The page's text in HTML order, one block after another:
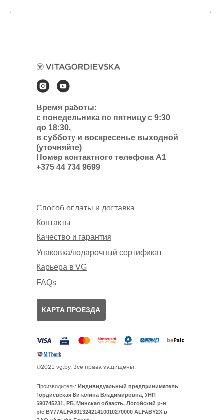
Время работы:
с понедельника по пятницу с 9:30
до 18:30,
в субботу и воскресенье выходной
(уточняйте)
Номер контактного телефона А1
+375 44 734 9699
Производитель: Индивидуальный предприниматель
Гордиевская Виталина Владимировна, УНП
690745231, РБ, Минская область, Логойский р-н
р/с BY77ALFA30132421410010270000 ALFABY2X в
Способ оплаты и доставка
Контакты
КАРТА ПРОЕЗДА
Упаковка/подарочный сертификат
FAQs
Карьера в VG
©2021 vg.by. Все права защищены.
Качество и гарантия